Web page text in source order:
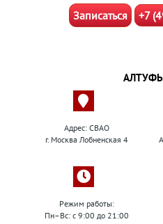
Записаться +7
Адрес: СВАО
г. Москва Лобненская 4
Режим работы:
Пн–Вс: с 9:00 до 21:00